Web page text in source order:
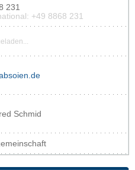
231
+49 8868 231
Schmid